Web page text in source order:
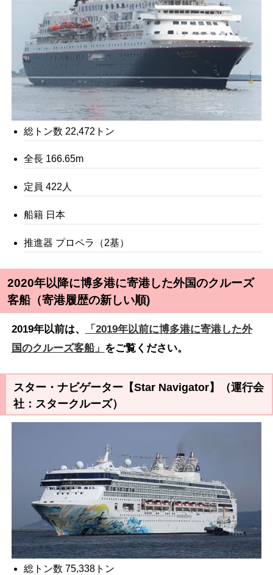
総トン数 22,472トン
全長 166.65m
定員 422人
船籍 日本
推進器 プロペラ（2基）
2020年以降に博多港に寄港した外国のクルーズ
客船（寄港履歴の新しい順)
2019年以前は、
「2019年以前に博多港に寄港した外
国のクルーズ客船」 をご覧ください。
スター・ナビゲーター【Star Navigator】（運行会
社：スタークルーズ）
総トン数 75,338トン